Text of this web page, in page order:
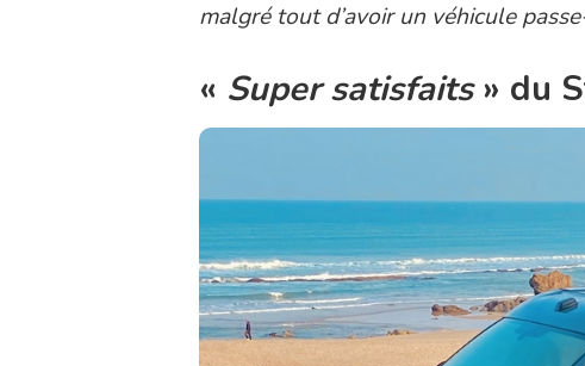
malgré tout d’avoir un véhicule
« Super satisfaits» du